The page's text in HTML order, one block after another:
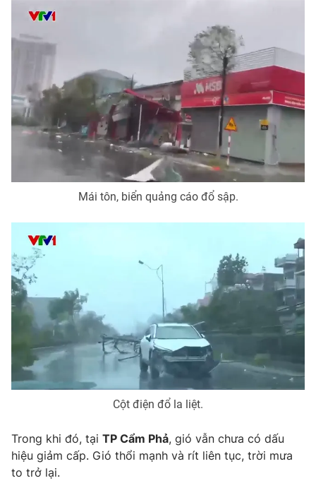
VTV Sức khoẻ
Tấm lòng Việt
VTV4 Vươn mình bằng AI
VTV9 VTV8
Liên hệ tòa soạn English
THỜI BÁO VTV
Theo dõi báo trên
Cơ quan chủ quản:
Đài Truyền hình Việt Nam
Cơ quan báo chí:
Thời báo VTV
Giấy phép hoạt động báo in và báo điện tử số 483/GP-BTTTT
Vũ Thanh Thủy
Phó Tổng Biên tập:Nguyễn Thị Mỹ Hạnh, Phạm Quốc Thắng,
Nguyễn Trọng Ninh
Mái tôn, biển quảng cáo đổ sập.
Cột điện đổ la liệt.
Trong khi đó, tại TP Cẩm Phả, gió vẫn chưa có dấu
hiệu giảm cấp. Gió thổi mạnh và rít liên tục, trời mưa
to trở lại.